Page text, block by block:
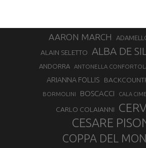
AARON MARCH
ALAIN SELETTO ALBA DE
ANDORRA ANTONELLA
ARIANNA FOLLIS
BORMOLINI BOSCACCI CALA
CARLO COLAIANNI
CESARE
COPPA DEL